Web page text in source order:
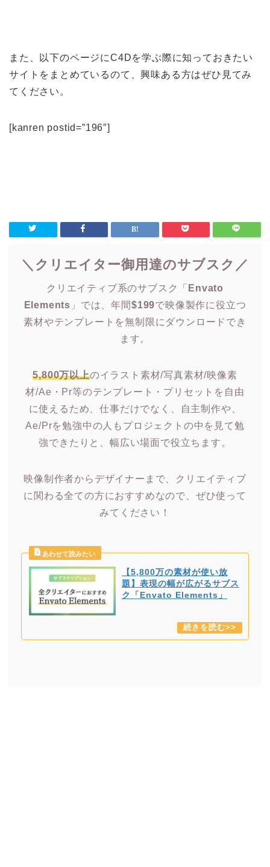
また、以下のページにC4Dを学ぶ際に知っておきたい
サイトをまとめているのて、興味ある方はぜひ見てみ
てください。
[kanren postid=”196″]
＼クリエイター御用達のサブスク／
クリエイティブ系のサブスク「 Envato
Elements 」では、年間$199で映像製作に役立つ
素材やテンプレートを無制限にダウンロードでき
ます。
5,800万以上のイラスト素材/写真素材/映像素
材/Ae・Pr等のテンプレート・プリセットを自由
に使えるため、仕事だけでなく、自主制作や、
Ae/Prを勉強中の人もプロジェクトの中を見て勉
強できたりと、幅広い場面で役立ちます。
映像制作者からデザイナーまで、クリエイティブ
に関わる全ての方におすすめなので、ぜひ使って
みてください！
【5,800万の素材が使い放
題】表現の幅が広がるサブス
ク「Envato Elements」